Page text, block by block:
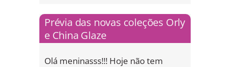
Prévia das novas coleções Orly
e China Glaze
Olá meninasss!!! Hoje não tem